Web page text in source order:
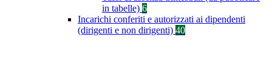
in tabelle) 6
Incarichi conferiti e autorizzati ai dipendenti
(dirigenti e non dirigenti) 40